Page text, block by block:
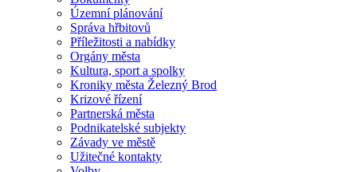
Územní plánování
Správa hřbitovů
Příležitosti a nabídky
Orgány města
Kultura, sport a spolky
Kroniky města Železný Brod
Krizové řízení
Partnerská města
Podnikatelské subjekty
Závady ve městě
Užitečné kontakty